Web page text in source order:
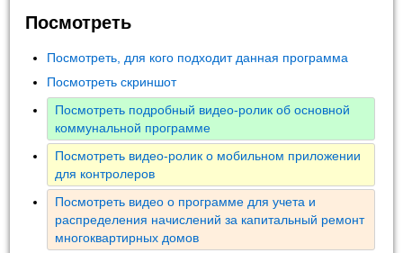
Посмотреть
Посмотреть, для кого подходит данная программа
Посмотреть скриншот
Посмотреть подробный видео-ролик об основной
коммунальной программе
Посмотреть видео-ролик о мобильном приложении
для контролеров
Посмотреть видео о программе для учета и
распределения начислений за капитальный ремонт
многоквартирных домов